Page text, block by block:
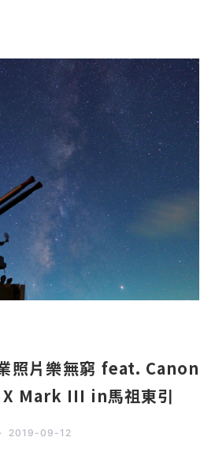
照片樂無窮 feat. Canon
Mark III in馬祖東引
2019-09-12